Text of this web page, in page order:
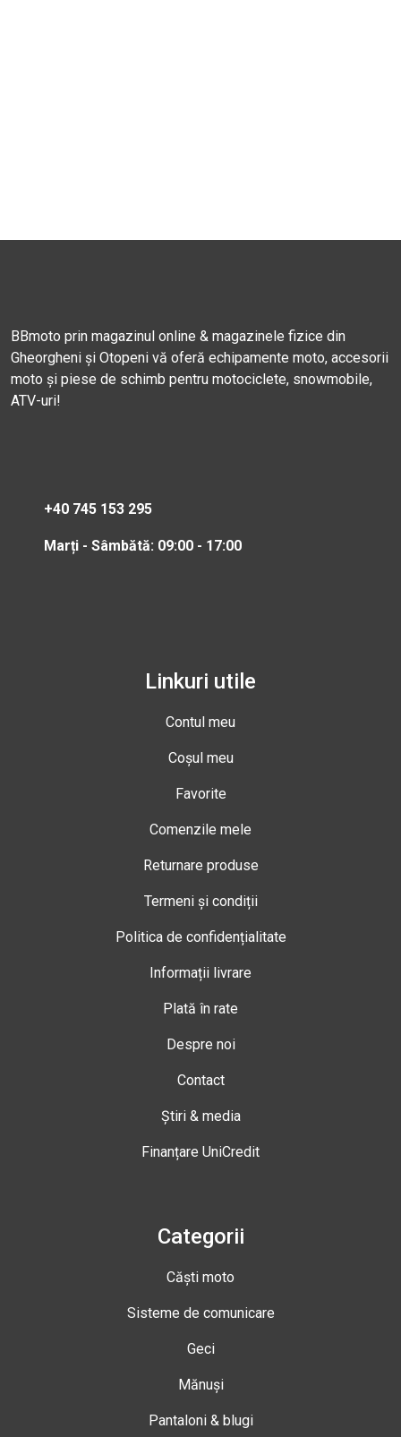
BBmoto prin magazinul online & magazinele fizice din
Gheorgheni și Otopeni vă oferă echipamente moto, accesorii
moto și piese de schimb pentru motociclete, snowmobile,
ATV-uri!
+40 745 153 295
Marți - Sâmbătă: 09:00 - 17:00
Linkuri utile
Contul meu
Coșul meu
Favorite
Comenzile mele
Returnare produse
Termeni și condiții
Politica de confidențialitate
Informații livrare
Plată în rate
Despre noi
Contact
Știri & media
Finanțare UniCredit
Categorii
Căști moto
Sisteme de comunicare
Geci
Mănuși
Pantaloni & blugi